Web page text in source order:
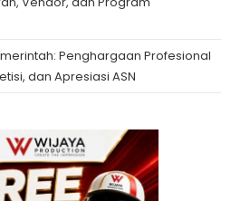
Penghargaan Profesional
dan Apresiasi ASN